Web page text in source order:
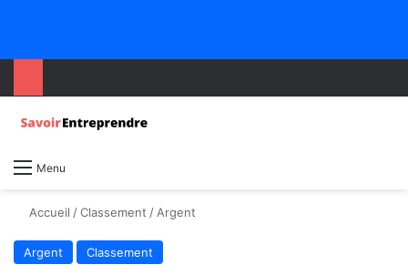
Menu
Accueil /Classement /Argent
Argent Classement